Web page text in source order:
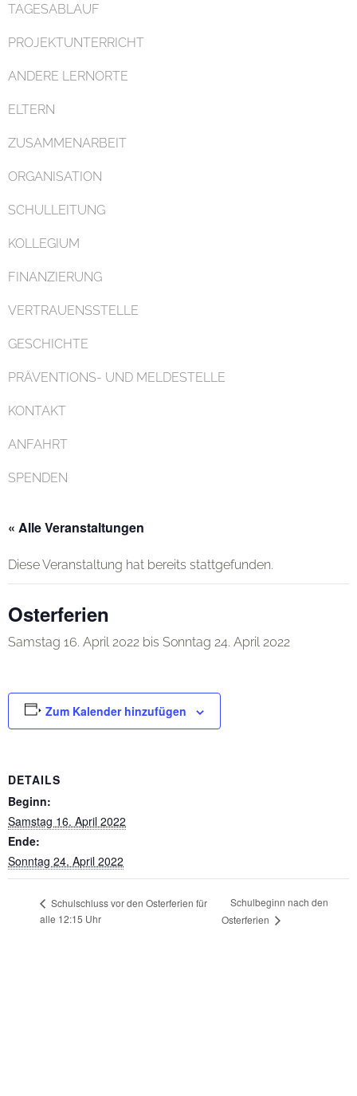
TAGESABLAUF
PROJEKTUNTERRICHT
ANDERE LERNORTE
ELTERN
ZUSAMMENARBEIT
ORGANISATION
SCHULLEITUNG
KOLLEGIUM
FINANZIERUNG
VERTRAUENSSTELLE
GESCHICHTE
PRÄVENTIONS- UND MELDESTELLE
KONTAKT
ANFAHRT
SPENDEN
« Alle Veranstaltungen
Diese Veranstaltung hat bereits stattgefunden.
Osterferien
Samstag 16. April 2022 bis Sonntag 24. April 2022
Zum Kalender hinzufügen
DETAILS
Beginn:
Samstag 16. April 2022
Ende:
Sonntag 24. April 2022
Schulschluss vor den Osterferien für
alle 12:15 Uhr
Schulbeginn nach den
Osterferien